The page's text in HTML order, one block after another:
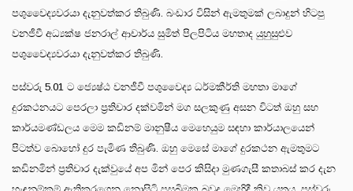
පශුවෛද්‍යවරයා දැනුවත්කර තිබුණි. බංඩාර විසින් ඇමතුමක් ලබාදුන් හිටපු
වනජීවී අධ්‍යක්ෂ ජනරාල් ආචාර්ය සුමිත් පිලපිටිය මහතාද යුහුසුළුව
පශුවෛද්‍යවරයා දැනුවත්කර තිබුණි.
පස්වරු 5.01 ට ජ්‍යෙෂ්ඨ වනජීවී පශුවෛද්‍ය ධර්මකීර්ති මහතා මාගේ
දුරකථනයට පෙරලා ප්‍රතිචාර දක්වමින් මග සලකුණු අසන විටත් ඔහු සහ
කාර්යමණ්ඩලය මෙම කඩිනම් මානුෂීය මෙහෙයුම සඳහා කාර්යාලයෙන්
පිටත්ව බොහෝ දුර පැමිණ තිබුණි. ඔහු මෙසේ මාගේ දුරකථන ඇමතුමට
කඩිනමින් ප්‍රතිචාර දැක්වුයේ අප මින් පෙර කිසිදා මුණගැසී කතාබස් කර දැන